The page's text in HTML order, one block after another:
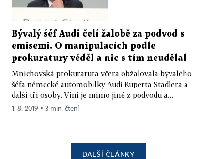
Bývalý šéf Audi čelí žalobě za podvod s
emisemi. O manipulacích podle
prokuratury věděl a nic s tím neudělal
Mnichovská prokuratura včera obžalovala bývalého
šéfa německé automobilky Audi Ruperta Stadlera a
další tři osoby. Viní je mimo jiné z podvodu a...
1. 8. 2019 ▪ 3 min. čtení
DALŠÍ ČLÁNKY